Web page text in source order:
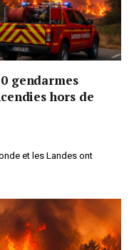
gendarmes
hors de
et les Landes ont